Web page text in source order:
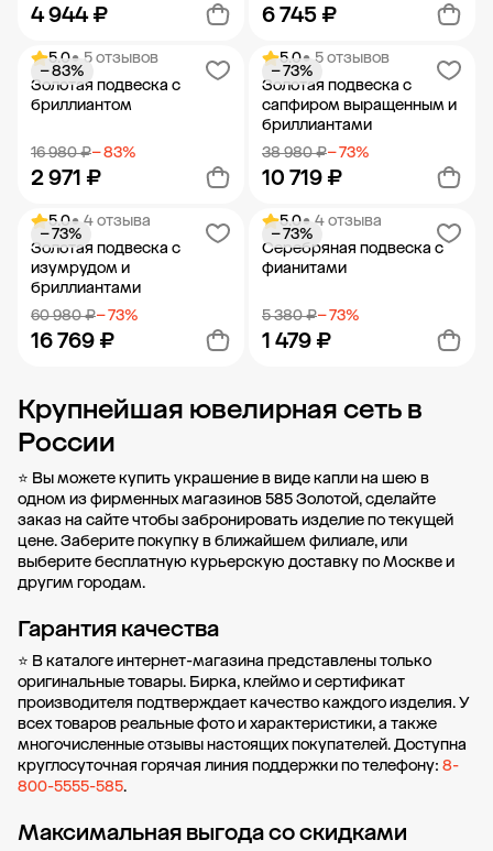
4 944 ₽
Добавить в корзину
6 745 ₽
Добавить в корзину
5.0• 5 отзывов
Золотая подвеска с
бриллиантом
16 980 ₽− 83%
2 971 ₽
− 83%
Добавить в корзину
5.0• 5 отзывов
Золотая подвеска с
сапфиром выращенным и
бриллиантами
38 980 ₽− 73%
10 719 ₽
− 73%
Добавить в корзину
5.0• 4 отзыва
Золотая подвеска с
изумрудом и
бриллиантами
60 980 ₽− 73%
16 769 ₽
− 73%
Добавить в корзину
5.0• 4 отзыва
Серебряная подвеска с
фианитами
5 380 ₽− 73%
1 479 ₽
− 73%
Добавить в корзину
Крупнейшая ювелирная сеть в
России
⭐ Вы можете купить украшение в виде капли на шею в
одном из фирменных магазинов 585 Золотой, сделайте
заказ на сайте чтобы забронировать изделие по текущей
цене. Заберите покупку вближайшем филиале, или
выберите бесплатную курьерскую доставку по Москве и
другим городам.
Гарантия качества
⭐ В каталоге интернет-магазина представлены только
оригинальные товары. Бирка, клеймо и сертификат
производителя подтверждает качество каждого изделия. У
всех товаров реальные фото и характеристики, а также
многочисленные отзывы настоящих покупателей. Доступна
круглосуточная горячая линия поддержки по телефону: 8-
800-5555-585.
Максимальная выгода со скидками